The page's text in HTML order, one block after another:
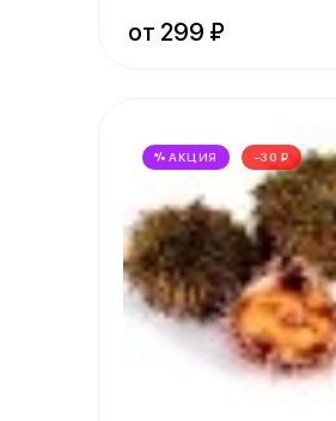
от 299 ₽
АКЦИЯ −30 ₽